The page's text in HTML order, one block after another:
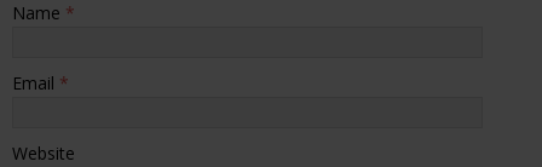
Name *
Email *
Website